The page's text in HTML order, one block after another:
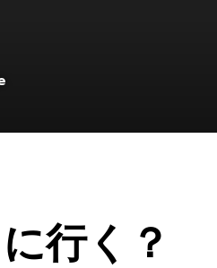
行く？